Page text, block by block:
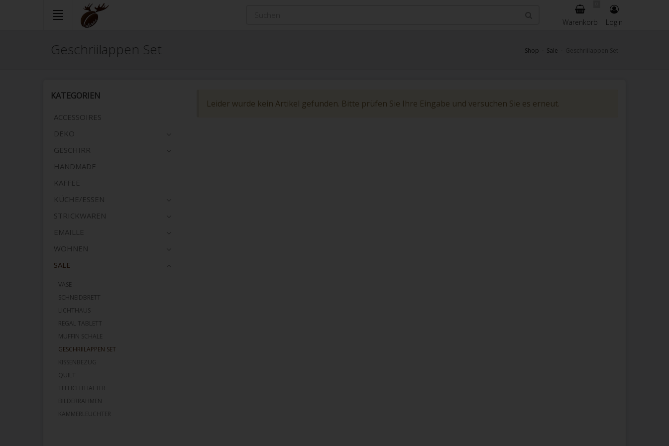
Warenkorb Login
Geschriilappen Set Shop Sale
KATEGORIEN
ACCESSOIRES
DEKO
GESCHIRR
HANDMADE
KAFFEE
KÜCHE/ESSEN
STRICKWAREN
EMAILLE
WOHNEN
SALE
VASE
SCHNEIDBRETT
LICHTHAUS
REGAL TABLETT
MUFFIN SCHALE
GESCHRIILAPPEN SET
KISSENBEZUG
QUILT
TEELICHTHALTER
BILDERRAHMEN
KAMMERLEUCHTER
Leider wurde kein Artikel gefunden. Bitte prüfen Sie Ihre Eingabe und versuchen Sie es erneut.